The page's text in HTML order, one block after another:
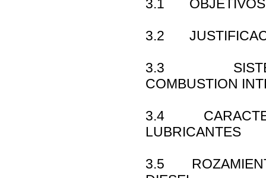
3.1 OBJETIVOS
3.2
3.3
COMBUSTION
3.4
LUBRICANTES
3.5